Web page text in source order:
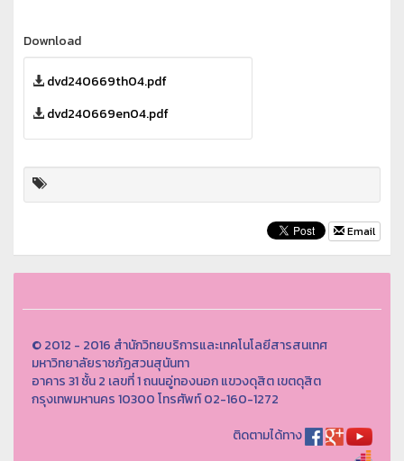
Download
dvd240669th04.pdf
dvd240669en04.pdf
Email
© 2012 - 2016 สำนักวิทยบริการและเทคโนโลยีสารสนเทศ
มหาวิทยาลัยราชภัฏสวนสุนันทา
อาคาร 31 ชั้น 2 เลขที่ 1 ถนนอู่ทองนอก แขวงดุสิต เขตดุสิต
กรุงเทพมหานคร 10300 โทรศัพท์ 02-160-1272
ติดตามได้ทาง